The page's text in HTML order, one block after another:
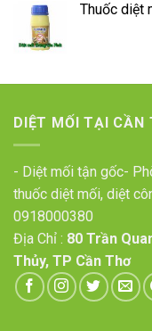
Thuốc diệt
DIỆT MỐI TẠI CẦN
- Diệt mối tận gốc-
thuốc diệt mối, diệt
0918000380
Địa Chỉ : 80 Trần
Thủy, TP Cần Thơ